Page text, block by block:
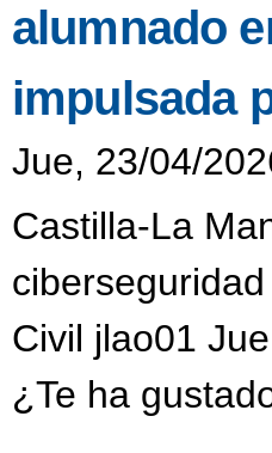
alumnado
impulsada
Jue, 23/04/
Castilla-La
Civil jlao01
¿Te ha